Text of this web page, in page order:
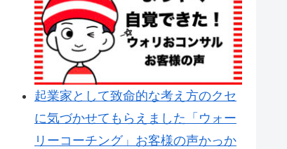
起業家として致命的な考え方のクセ
に気づかせてもらえました「ウォー
リーコーチング」お客様の声かっか